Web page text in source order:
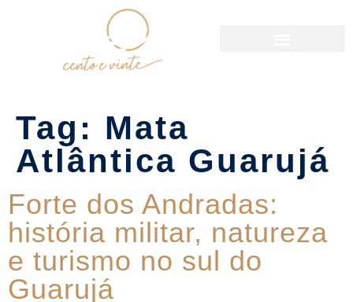
Tag: Mata
Atlântica Guarujá
Forte dos Andradas:
história militar, natureza
e turismo no sul do
Guarujá